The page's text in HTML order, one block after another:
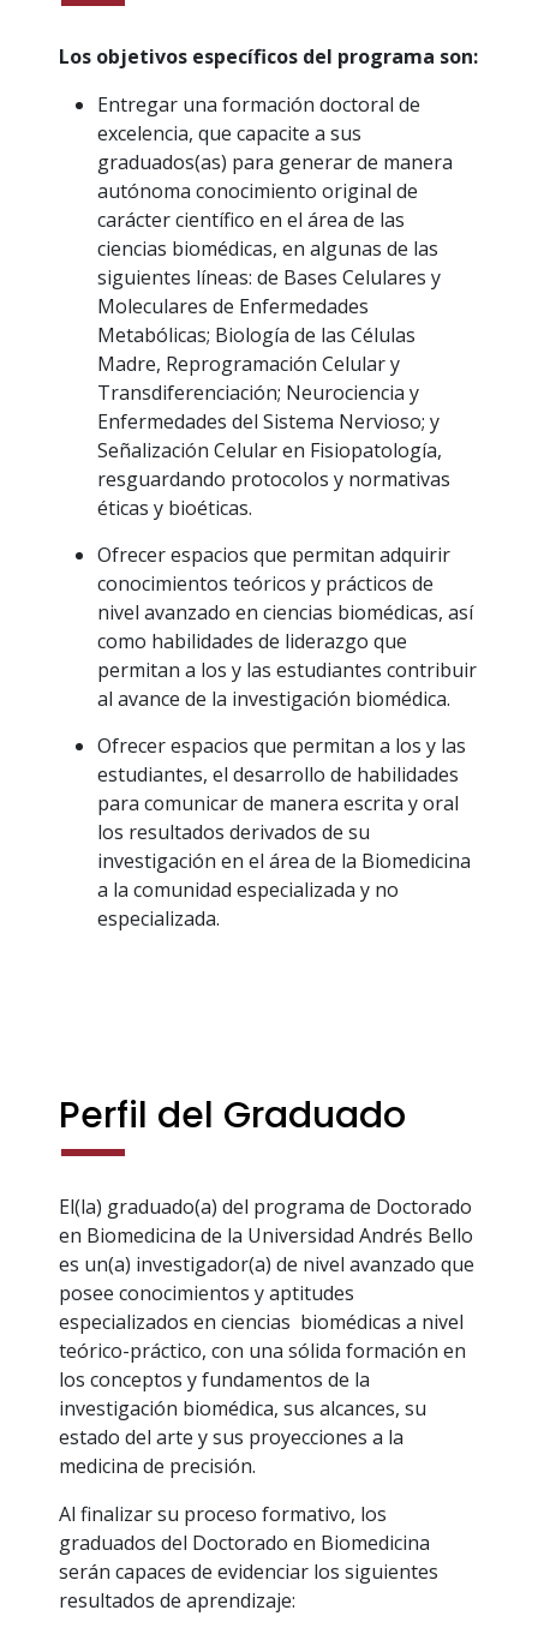
Los objetivos específicos del programa son:
Entregar una formación doctoral de
excelencia, que capacite a sus
graduados(as) para generar de manera
autónoma conocimiento original de
carácter científico en el área de las
ciencias biomédicas, en algunas de las
siguientes líneas: de Bases Celulares y
Moleculares de Enfermedades
Metabólicas; Biología de las Células
Madre, Reprogramación Celular y
Transdiferenciación; Neurociencia y
Enfermedades del Sistema Nervioso; y
Señalización Celular en Fisiopatología,
resguardando protocolos y normativas
éticas y bioéticas.
Ofrecer espacios que permitan adquirir
conocimientos teóricos y prácticos de
nivel avanzado en ciencias biomédicas, así
como habilidades de liderazgo que
permitan a los y las estudiantes contribuir
al avance de la investigación biomédica.
Ofrecer espacios que permitan a los y las
estudiantes, el desarrollo de habilidades
para comunicar de manera escrita y oral
los resultados derivados de su
investigación en el área de la Biomedicina
a la comunidad especializada y no
especializada.
Perfil del Graduado
El(la) graduado(a) del programa de Doctorado
en Biomedicina de la Universidad Andrés Bello
es un(a) investigador(a) de nivel avanzado que
posee conocimientos y aptitudes
especializados en ciencias biomédicas a nivel
teórico-práctico, con una sólida formación en
los conceptos y fundamentos de la
investigación biomédica, sus alcances, su
estado del arte y sus proyecciones a la
medicina de precisión.
Al finalizar su proceso formativo, los
graduados del Doctorado en Biomedicina
serán capaces de evidenciar los siguientes
resultados de aprendizaje: